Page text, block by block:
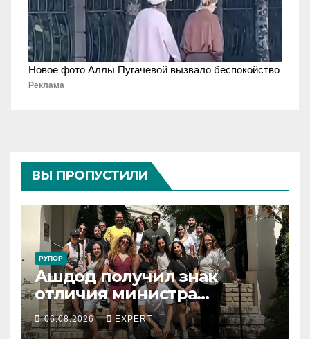
Новое фото Аллы Пугачевой вызвало беспокойство
Реклама
ВЫ ПРОПУСТИЛИ
РУПОР
Ашдод получил знак
отличия министра
обороны за поддержку
резервистов
06.08.2026 EXPERT